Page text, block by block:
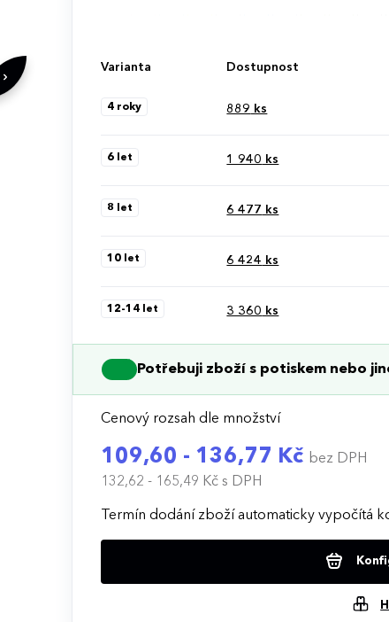
Varianta Dostupnost
4 roky 889 ks
6 let 1 940 ks
8 let 6 477 ks
10 let 6 424 ks
12-14 let 3 360 ks
Potřebuji zboží s potiskem nebo
Cenový rozsah dle množství
109,60 - 136,77 Kč bez DPH
132,62 - 165,49 Kčs DPH
Termín dodání zboží automaticky vypočítá